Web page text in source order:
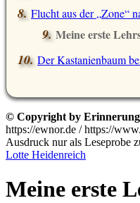
Flucht aus der Zone
Meine erste
Der Kastanienbaum
© Copyright by
https://ewnor.de / https://
Ausdruck nur als Leseprobe
Lotte Heidenreich
Meine erste